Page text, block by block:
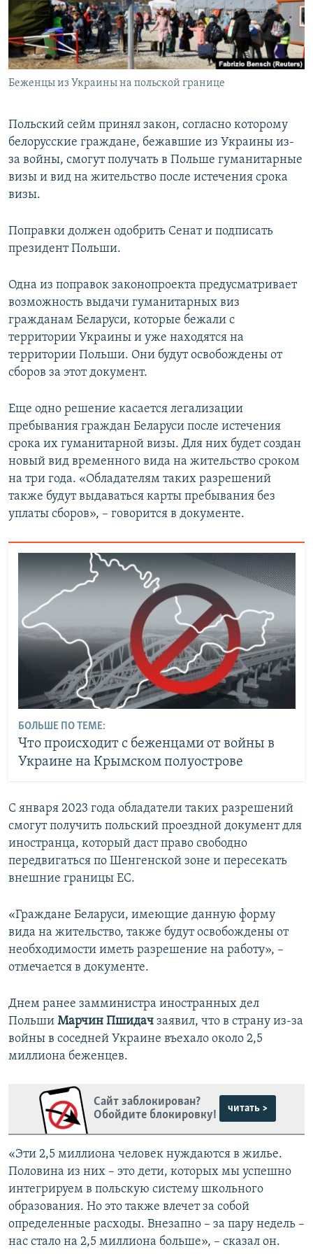
ПОБЕДИТЕЛЕЙ НЕ СУДЯТ?
КРЫМ.НЕПОКОРЕННЫЙ
ELIFBE
УКРАИНСКАЯ ПРОБЛЕМА КРЫМА
ПРИСОЕДИНЯЙТЕСЬ!
Беженцы из Украины на польской границе
Польский сейм принял закон, согласно которому
белорусские граждане, бежавшие из Украины из-
за войны, смогут получать в Польше гуманитарные
визы и вид на жительство после истечения срока
визы.
Поправки должен одобрить Сенат и подписать
президент Польши.
Одна из поправок законопроекта предусматривает
возможность выдачи гуманитарных виз
гражданам Беларуси, которые бежали с
территории Украины и уже находятся на
территории Польши. Они будут освобождены от
сборов за этот документ.
Еще одно решение касается легализации
пребывания граждан Беларуси после истечения
срока их гуманитарной визы. Для них будет создан
новый вид временного вида на жительство сроком
на три года. «Обладателям таких разрешений
также будут выдаваться карты пребывания без
уплаты сборов», – говорится в документе.
БОЛЬШЕ ПО ТЕМЕ:
Что происходит с беженцами от войны в
Украине на Крымском полуострове
С января 2023 года обладатели таких разрешений
смогут получить польский проездной документ для
иностранца, который даст право свободно
передвигаться по Шенгенской зоне и пересекать
внешние границы ЕС.
«Граждане Беларуси, имеющие данную форму
вида на жительство, также будут освобождены от
необходимости иметь разрешение на работу», –
отмечается в документе.
Днем ранее замминистра иностранных дел
Польши Марчин Пшидач заявил, что в страну из-за
войны в соседней Украине въехало около 2,5
миллиона беженцев.
Сайт заблокирован?
Обойдите блокировку!
читать >
«Эти 2,5 миллиона человек нуждаются в жилье.
Половина из них – это дети, которых мы успешно
интегрируем в польскую систему школьного
образования. Но это также влечет за собой
определенные расходы. Внезапно – за пару недель –
нас стало на 2,5 миллиона больше», – сказал он.